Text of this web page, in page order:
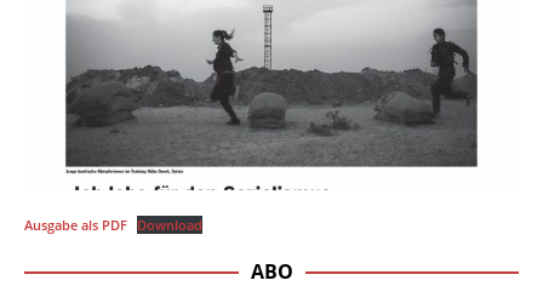
Ausgabe als PDF Download
ABO